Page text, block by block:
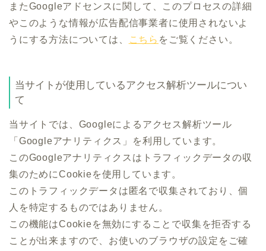
またGoogleアドセンスに関して、このプロセスの詳細
やこのような情報が広告配信事業者に使用されないよ
うにする方法については、
こちら をご覧ください。
当サイトが使用しているアクセス解析ツールについ
て
当サイトでは、Googleによるアクセス解析ツール
「Googleアナリティクス」を利用しています。
このGoogleアナリティクスはトラフィックデータの収
集のためにCookieを使用しています。
このトラフィックデータは匿名で収集されており、個
人を特定するものではありません。
この機能はCookieを無効にすることで収集を拒否する
ことが出来ますので、お使いのブラウザの設定をご確